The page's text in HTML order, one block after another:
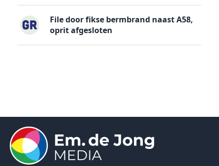
File door fikse bermbrand naast A58,
oprit afgesloten